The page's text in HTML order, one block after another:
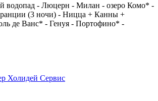
водопад - Люцерн - Милан - озеро Комо* -
(3 ночи) - Ницца + Канны +
де Ванс* - Генуя - Портофино* -
Холидей Сервис